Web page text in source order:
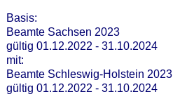
Basis:
Beamte Sachsen 2023
gültig 01.12.2022 - 31.10.2024
mit:
Beamte Schleswig-Holstein 2023
gültig 01.12.2022 - 31.10.2024